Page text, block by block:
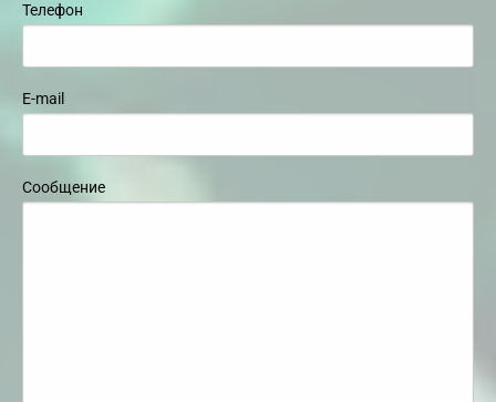
Телефон
E-mail
Сообщение